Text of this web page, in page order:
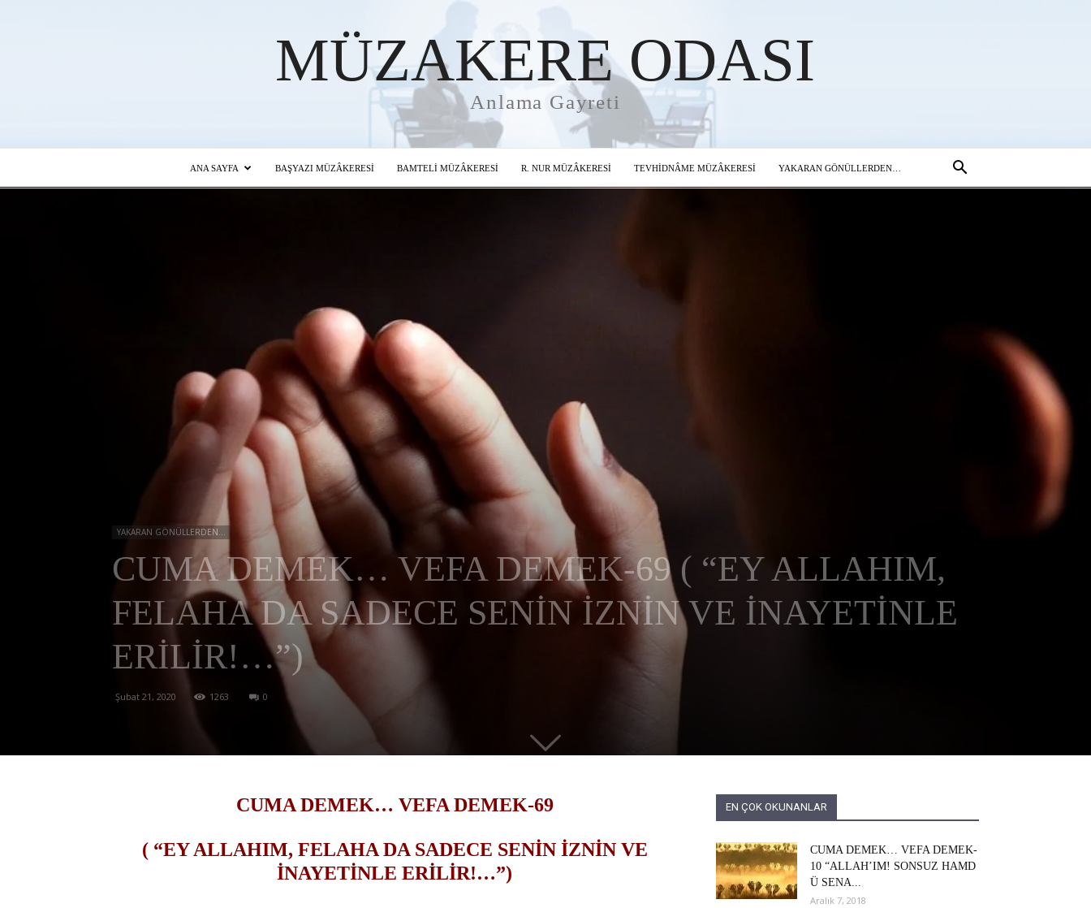
MÜZAKERE ODASI
Anlama Gayreti
ANA SAYFA BAŞYAZI MÜZÂKERESİ BAMTELİ MÜZÂKERESİ R. NUR MÜZÂKERESİ TEVHİDNÂME MÜZÂKERESİ YAKARAN GÖNÜLLERDEN…
YAKARAN GÖNÜLLERDEN...
CUMA DEMEK… VEFA DEMEK-69 ( “EY ALLAHIM,
FELAHA DA SADECE SENİN İZNİN VE İNAYETİNLE
ERİLİR!…”)
Şubat 21, 2020 1263 0
CUMA DEMEK… VEFA DEMEK-69
( “EY ALLAHIM, FELAHA DA SADECE SENİN İZNİN VE
İNAYETİNLE ERİLİR!…”)
EN ÇOK OKUNANLAR
CUMA DEMEK… VEFA DEMEK-
10 “ALLAH’IM! SONSUZ HAMD
Ü SENA...
Aralık 7, 2018